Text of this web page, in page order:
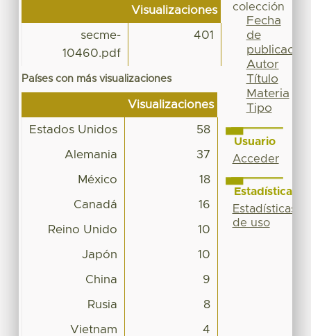
Visualizaciones
secme-
10460.pdf
401
Países con más visualizaciones
Visualizaciones
Estados Unidos 58
Alemania 37
México 18
Canadá 16
Reino Unido 10
Japón 10
China 9
Rusia 8
Vietnam 4
colección
Fecha
de
publicación
Autor
Título
Materia
Tipo
Usuario
Acceder
Estadísticas
Estadísticas
de uso